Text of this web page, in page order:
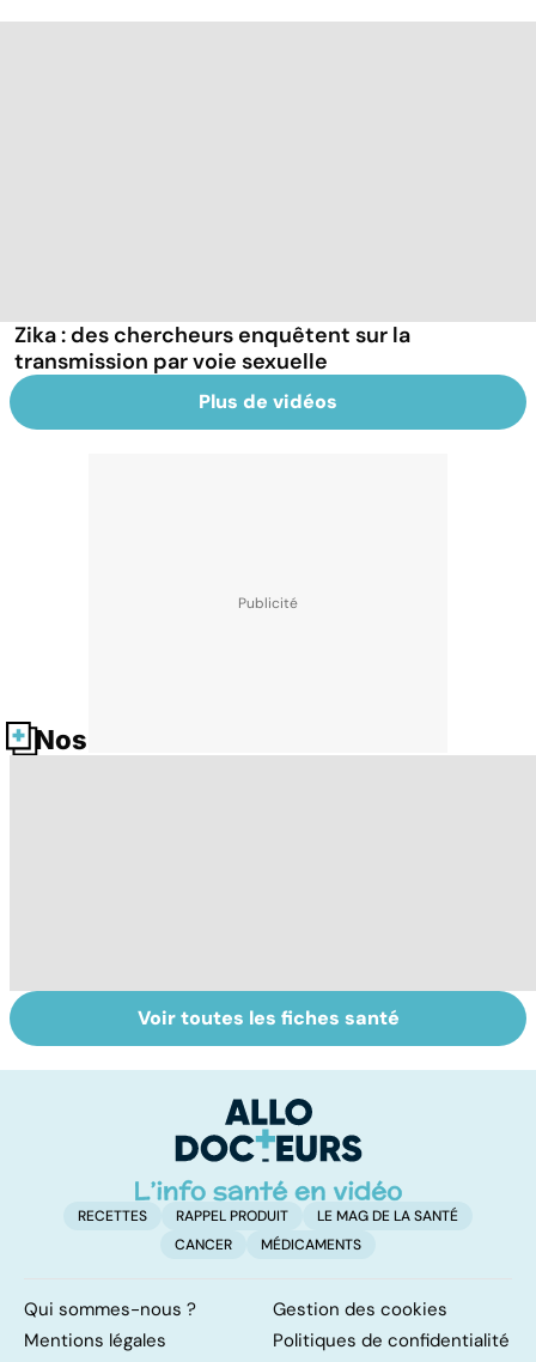
Zika : des chercheurs enquêtent sur la
transmission par voie sexuelle
Plus de vidéos
Nos fiches santé
Tout savoir sur
les infections
Inflammation des
amygdales : que
d'angine ?
Voir toutes les fiches santé
RECETTES RAPPEL PRODUIT
LE MAG DE LA SANTÉ
CANCER
MÉDICAMENTS
Qui sommes-nous ?
Gestion des cookies
Mentions légales
Politiques de confidentialité